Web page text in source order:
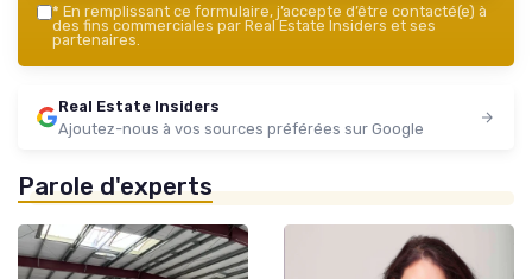
* En remplissant ce formulaire, j’accepte d’être contacté(e) à
des fins commerciales par Real Estate Insiders et ses
partenaires.
Real Estate Insiders
Ajoutez-nous à vos sources préférées sur Google
Parole d'experts